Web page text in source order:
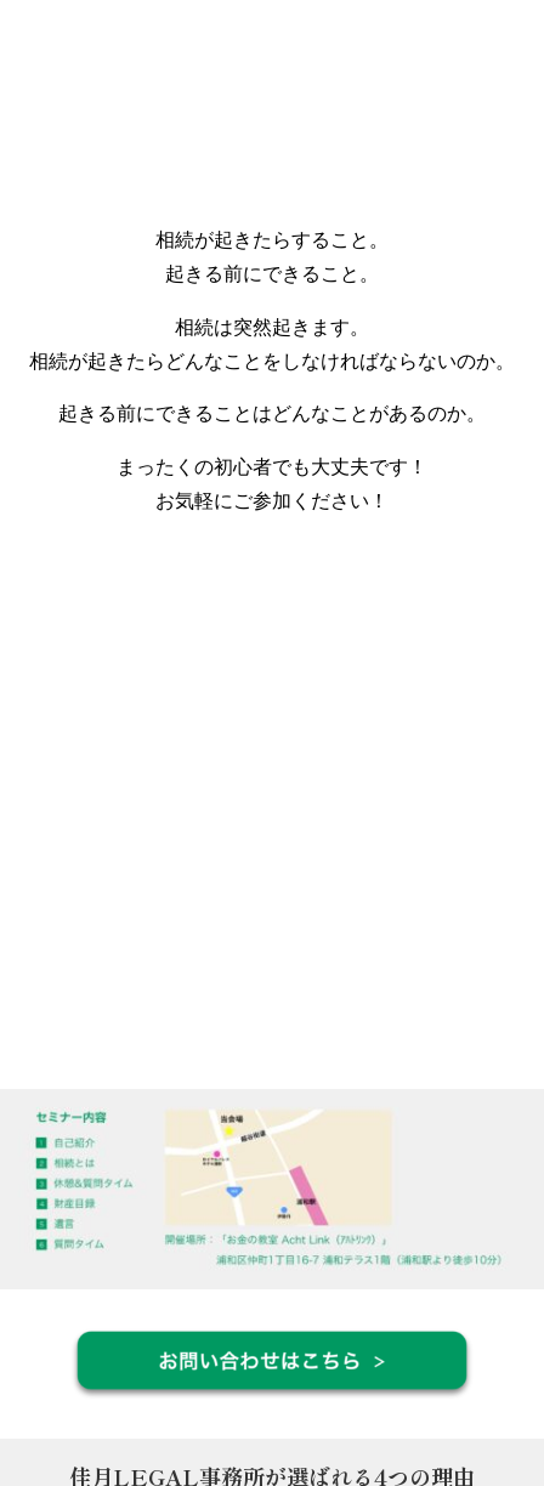
相続が起きたらすること。
起きる前にできること。
相続は突然起きます。
相続が起きたらどんなことをしなければならないのか。
起きる前にできることはどんなことがあるのか。
まったくの初心者でも大丈夫です！
お気軽にご参加ください！
佳月LEGAL事務所が選ばれる4つの理由